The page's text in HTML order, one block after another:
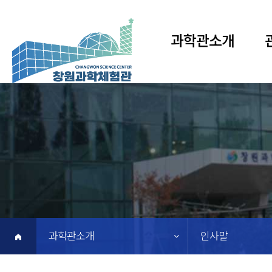
과학관소개
캐릭터/로고
시설안내
대관안내
찾아오시는길
영
과학관소개 인사말